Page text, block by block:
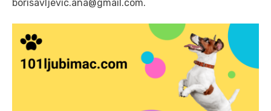
borisavljevic.ana@gmail.com.